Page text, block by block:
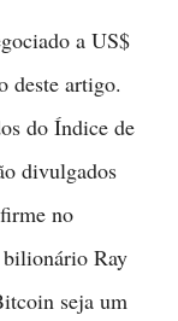
a US$
deste artigo.
do Índice de
divulgados
no
Ray
seja um